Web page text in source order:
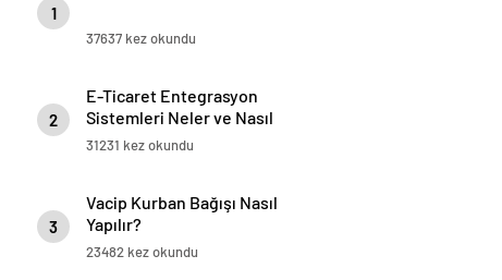
1
37637 kez okundu
2
E-Ticaret Entegrasyon
Sistemleri Neler ve Nasıl
Yapılır?
31231 kez okundu
3
Vacip Kurban Bağışı Nasıl
Yapılır?
23482 kez okundu